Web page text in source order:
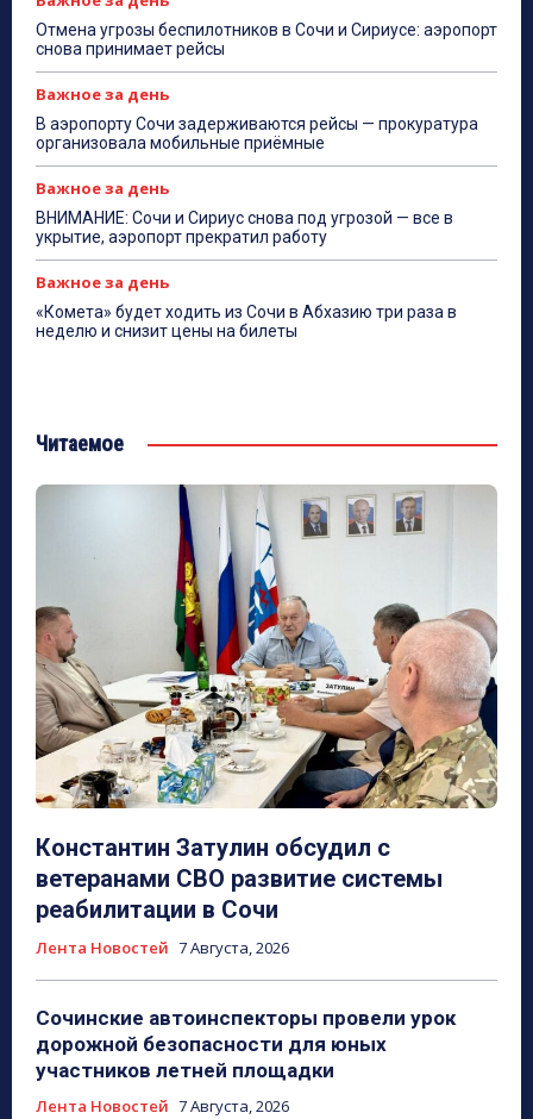
Отмена угрозы беспилотников в Сочи и Сириусе: аэропорт
снова принимает рейсы
Важное за день
В аэропорту Сочи задерживаются рейсы — прокуратура
организовала мобильные приёмные
Важное за день
ВНИМАНИЕ: Сочи и Сириус снова под угрозой — все в
укрытие, аэропорт прекратил работу
Важное за день
«Комета» будет ходить из Сочи в Абхазию три раза в
неделю и снизит цены на билеты
Читаемое
Константин Затулин обсудил с
ветеранами СВО развитие системы
реабилитации в Сочи
Лента Новостей 7 Августа, 2026
Сочинские автоинспекторы провели урок
дорожной безопасности для юных
участников летней площадки
Лента Новостей 7 Августа, 2026